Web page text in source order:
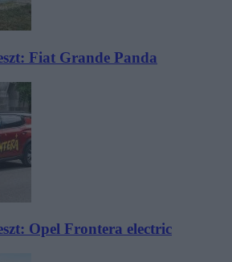
Fiat Grande Panda
Opel Frontera electric